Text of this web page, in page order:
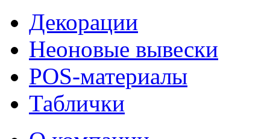
Декорации
Неоновые вывески
POS-материалы
Таблички